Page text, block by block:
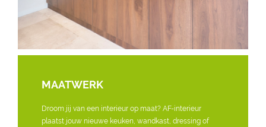
MAATWERK
Droom jij van een interieur op maat? AF-interieur
plaatst jouw nieuwe keuken, wandkast, dressing of